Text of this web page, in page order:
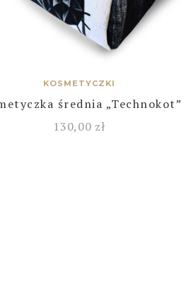
KOSMETYCZKI
średnia „Technokot”
130,00 zł